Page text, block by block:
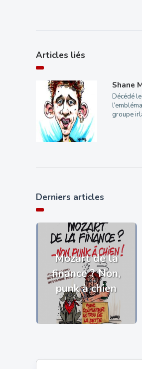
Articles liés
Shane
Décédé
groupe
Derniers articles
Mozart de la
finance ? Non,
punk à chien